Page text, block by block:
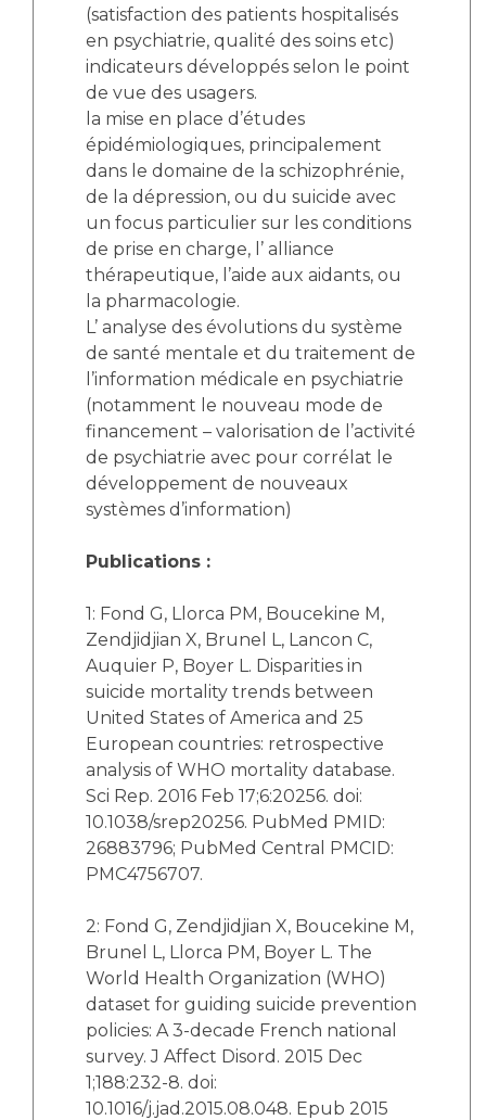
(satisfaction des patients hospitalisés
en psychiatrie, qualité des soins etc)
indicateurs développés selon le point
de vue des usagers.
la mise en place d’études
épidémiologiques, principalement
dans le domaine de la schizophrénie,
de la dépression, ou du suicide avec
un focus particulier sur les conditions
de prise en charge, l’ alliance
thérapeutique, l’aide aux aidants, ou
la pharmacologie.
L’ analyse des évolutions du système
de santé mentale et du traitement de
l’information médicale en psychiatrie
(notamment le nouveau mode de
financement – valorisation de l’activité
de psychiatrie avec pour corrélat le
développement de nouveaux
systèmes d’information)
Publications :
1: Fond G, Llorca PM, Boucekine M,
Zendjidjian X, Brunel L, Lancon C,
Auquier P, Boyer L. Disparities in
suicide mortality trends between
United States of America and 25
European countries: retrospective
analysis of WHO mortality database.
Sci Rep. 2016 Feb 17;6:20256. doi:
10.1038/srep20256. PubMed PMID:
26883796; PubMed Central PMCID:
PMC4756707.
2: Fond G, Zendjidjian X, Boucekine M,
Brunel L, Llorca PM, Boyer L. The
World Health Organization (WHO)
dataset for guiding suicide prevention
policies: A 3-decade French national
survey. J Affect Disord. 2015 Dec
1;188:232-8. doi:
10.1016/j.jad.2015.08.048. Epub 2015